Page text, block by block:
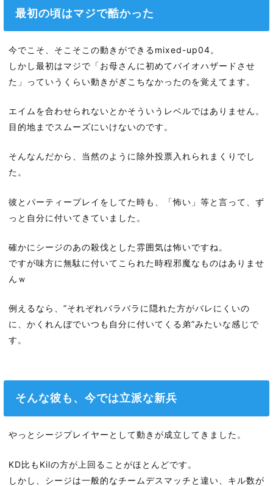
最初の頃はマジで酷かった
今でこそ、そこそこの動きができるmixed-up04。
しかし最初はマジで「お母さんに初めてバイオハザードさせ
た」っていうくらい動きがぎこちなかったのを覚えてます。
エイムを合わせられないとかそういうレベルではありません。
目的地までスムーズにいけないのです。
そんなんだから、当然のように除外投票入れられまくりでし
た。
彼とパーティープレイをしてた時も、「怖い」等と言って、ず
っと自分に付いてきていました。
確かにシージのあの殺伐とした雰囲気は怖いですね。
ですが味方に無駄に付いてこられた時程邪魔なものはありませ
んｗ
例えるなら、”それぞれバラバラに隠れた方がバレにくいの
に、かくれんぼでいつも自分に付いてくる弟”みたいな感じで
す。
そんな彼も、今では立派な新兵
やっとシージプレイヤーとして動きが成立してきました。
KD比もKilの方が上回ることがほとんどです。
しかし、シージは一般的なチームデスマッチと違い、キル数が